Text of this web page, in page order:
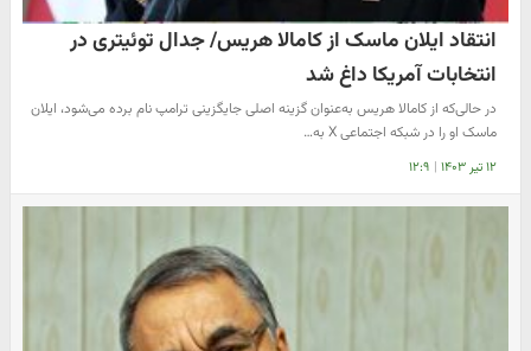
انتقاد ایلان ماسک از کامالا هریس/ جدال توئیتری در
انتخابات آمریکا داغ شد
در حالی‌که از کامالا هریس به‌عنوان گزینه اصلی جایگزینی ترامپ نام برده می‌شود، ایلان
ماسک او را در شبکه اجتماعی X به…
۱۲ تیر ۱۴۰۳ | ۱۲:۹